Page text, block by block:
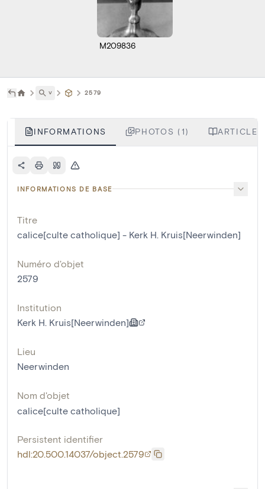
M209836
˅ 2579
INFORMATIONS PHOTOS (1)
INFORMATIONS DE BASE
Titre
calice[culte catholique] - Kerk H. Kruis[Neerwinden]
Numéro d'objet
2579
Institution
Kerk H. Kruis[Neerwinden]
Lieu
Neerwinden
Nom d'objet
calice[culte catholique]
Persistent identifier
hdl:20.500.14037/object.2579